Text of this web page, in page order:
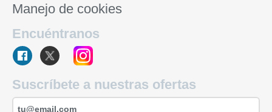
Manejo de cookies
Encuéntranos
Suscríbete a nuestras ofertas